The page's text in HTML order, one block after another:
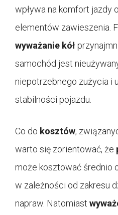
wpływa na komfort jazdy
elementów zawieszenia.
wyważanie kół
samochód jest
niepotrzebnego zużycia i
stabilności pojazdu.
Co do kosztów,
warto się zorientować, że
może kosztować średnio
w zależności od zakresu
napraw. Natomiast